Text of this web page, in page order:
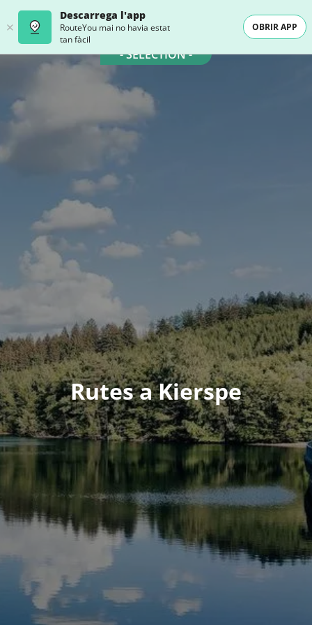
Descarrega l'app
RouteYou mai no havia estat
tan fàcil
OBRIR APP
- SELECTION -
Rutes a Kierspe